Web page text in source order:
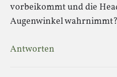
vorbeikommt und die
Augenwinkel wahrnimmt?
Antworten